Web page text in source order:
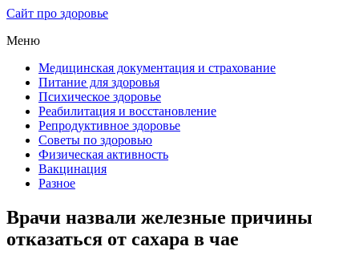
Сайт про здоровье
Меню
Медицинская документация и страхование
Питание для здоровья
Психическое здоровье
Реабилитация и восстановление
Репродуктивное здоровье
Советы по здоровью
Физическая активность
Вакцинация
Разное
Врачи назвали железные причины
отказаться от сахара в чае